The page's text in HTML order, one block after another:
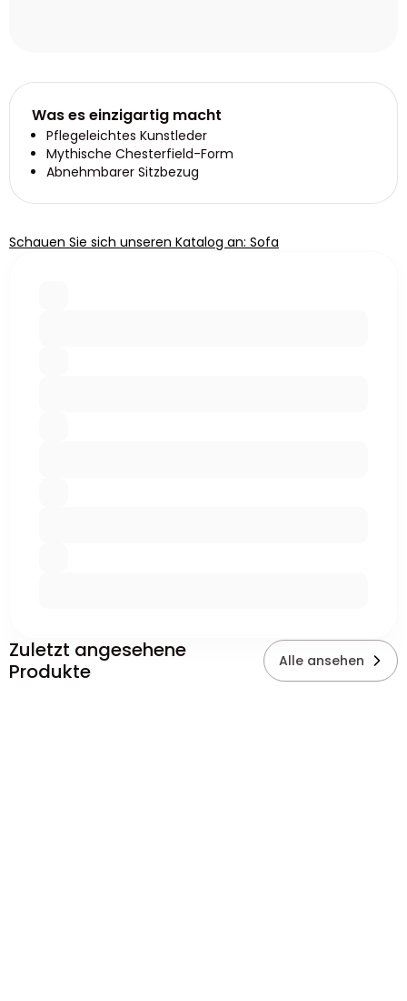
Was es einzigartig macht
Pflegeleichtes Kunstleder
Mythische Chesterfield-Form
Abnehmbarer Sitzbezug
Schauen Sie sich unseren Katalog an: Sofa
Zuletzt angesehene
Produkte
Alle ansehen